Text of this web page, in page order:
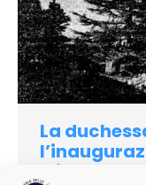
La
Miramare